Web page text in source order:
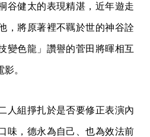
谷健太的表現精湛，近年遊走
，將原著裡不羈於世的神谷詮
變色龍」讚譽的菅田將暉相互
。
人組掙扎於是否要修正表演內
味，德永為自己、也為效法前